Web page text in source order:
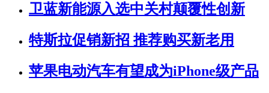
卫蓝新能源入选中关村颠覆性创新
特斯拉促销新招 推荐购买新老用
苹果电动汽车有望成为iPhone级产品